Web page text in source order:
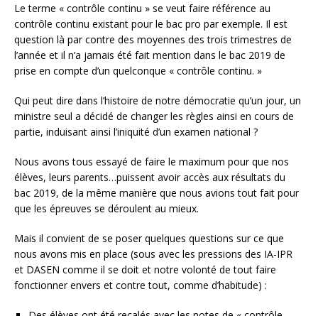
Le terme « contrôle continu » se veut faire référence au
contrôle continu existant pour le bac pro par exemple. Il est
question là par contre des moyennes des trois trimestres de
l’année et il n’a jamais été fait mention dans le bac 2019 de
prise en compte d’un quelconque « contrôle continu. »
Qui peut dire dans l’histoire de notre démocratie qu’un jour, un
ministre seul a décidé de changer les règles ainsi en cours de
partie, induisant ainsi l’iniquité d’un examen national ?
Nous avons tous essayé de faire le maximum pour que nos
élèves, leurs parents…puissent avoir accès aux résultats du
bac 2019, de la même manière que nous avions tout fait pour
que les épreuves se déroulent au mieux.
Mais il convient de se poser quelques questions sur ce que
nous avons mis en place (sous avec les pressions des IA-IPR
et DASEN comme il se doit et notre volonté de tout faire
fonctionner envers et contre tout, comme d’habitude) :